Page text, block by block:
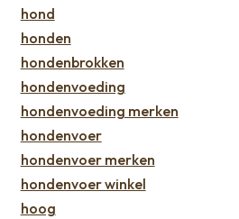
hond
honden
hondenbrokken
hondenvoeding
hondenvoeding merken
hondenvoer
hondenvoer merken
hondenvoer winkel
hoog